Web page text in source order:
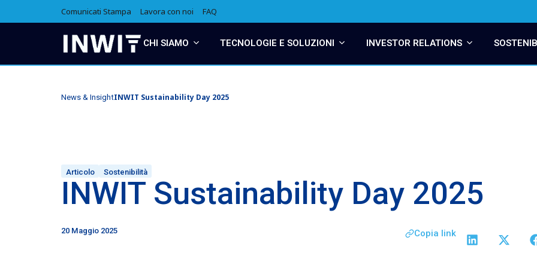
Comunicati Stampa Lavora con noi FAQ
CHI SIAMO TECNOLOGIE E SOLUZIONI INVESTOR RELATIONS
News & InsightINWIT Sustainability Day 2025
Articolo Sostenibilità
INWIT Sustainability Day 2025
20 Maggio 2025 Copia link